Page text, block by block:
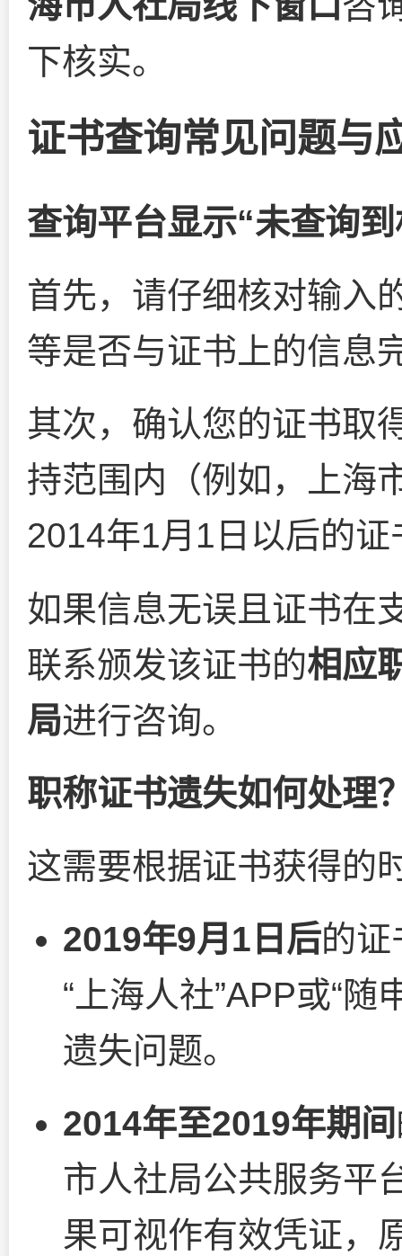
下核实。
证书查询常见问题与
查询平台显示“未查询
首先，请仔细核对输入
等是否与证书上的信息
其次，确认您的证书取
持范围内（例如，上海
2014年1月1日以后的证
如果信息无误且证书在
联系颁发该证书的相应
局进行咨询。
职称证书遗失如何处理
这需要根据证书获得的
2019年9月1日后的
“上海人社”APP或“
遗失问题。
2014年至2019年期间
市人社局公共服务平
果可视作有效凭证，